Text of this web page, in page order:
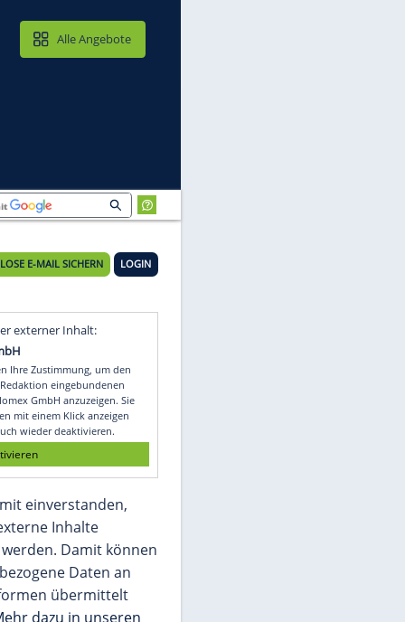
MAIL & CLOUD
KOSTENLOSE E-MAIL SICHERN
Empfohlener externer Inhalt:
Glomex GmbH
Wir benötigen Ihre Zustimmung, um den
von unserer Redaktion eingebundenen
Inhalt von Glomex GmbH anzuzeigen. Sie
können diesen mit einem Klick anzeigen
jetzt aktivieren
Ich bin damit einverstanden,